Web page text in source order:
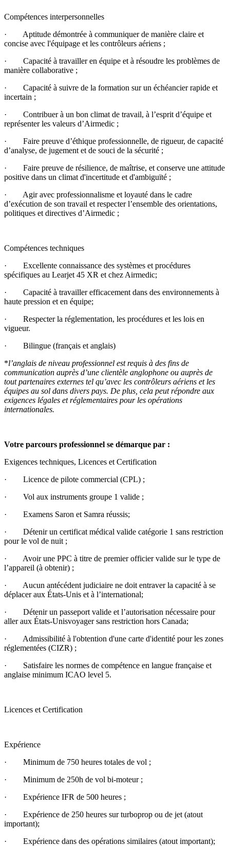
Compétences interpersonnelles
· Aptitude démontrée à communiquer de manière claire et
concise avec l'équipage et les contrôleurs aériens ;
· Capacité à travailler en équipe et à résoudre les problèmes de
manière collaborative ;
· Capacité à suivre de la formation sur un échéancier rapide et
incertain ;
· Contribuer à un bon climat de travail, à l’esprit d’équipe et
représenter les valeurs d’Airmedic ;
· Faire preuve d’éthique professionnelle, de rigueur, de capacité
d’analyse, de jugement et de souci de la sécurité ;
· Faire preuve de résilience, de maîtrise, et conserve une attitude
positive dans un climat d'incertitude et d'ambiguïté ;
· Agir avec professionnalisme et loyauté dans le cadre
d’exécution de son travail et respecter l’ensemble des orientations,
politiques et directives d’Airmedic ;
Compétences techniques
· Excellente connaissance des systèmes et procédures
spécifiques au Learjet 45 XR et chez Airmedic;
· Capacité à travailler efficacement dans des environnements à
haute pression et en équipe;
· Respecter la réglementation, les procédures et les lois en
vigueur.
· Bilingue (français et anglais)
*l’anglais de niveau professionnel est requis à des fins de
communication auprès d’une clientèle anglophone ou auprès de
tout partenaires externes tel qu’avec les contrôleurs aériens et les
équipes au sol dans divers pays. De plus, cela peut répondre aux
exigences légales et réglementaires pour les opérations
internationales.
Votre parcours professionnel se démarque par :
Exigences techniques, Licences et Certification
· Licence de pilote commercial (CPL) ;
· Vol aux instruments groupe 1 valide ;
· Examens Saron et Samra réussis;
· Détenir un certificat médical valide catégorie 1 sans restriction
pour le vol de nuit ;
· Avoir une PPC à titre de premier officier valide sur le type de
l’appareil (à obtenir) ;
· Aucun antécédent judiciaire ne doit entraver la capacité à se
déplacer aux États-Unis et à l’international;
· Détenir un passeport valide et l’autorisation nécessaire pour
aller aux États-Unisvoyager sans restriction hors Canada;
· Admissibilité à l'obtention d'une carte d'identité pour les zones
réglementées (CIZR) ;
· Satisfaire les normes de compétence en langue française et
anglaise minimum ICAO level 5.
Licences et Certification
Expérience
· Minimum de 750 heures totales de vol ;
· Minimum de 250h de vol bi-moteur ;
· Expérience IFR de 500 heures ;
· Expérience de 250 heures sur turboprop ou de jet (atout
important);
· Expérience dans des opérations similaires (atout important);